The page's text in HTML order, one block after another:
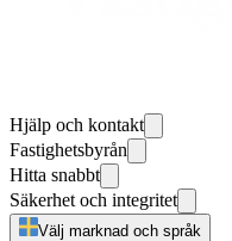
Hjälp och kontakt
Fastighetsbyrån
Hitta snabbt
Säkerhet och integritet
Välj marknad och språk